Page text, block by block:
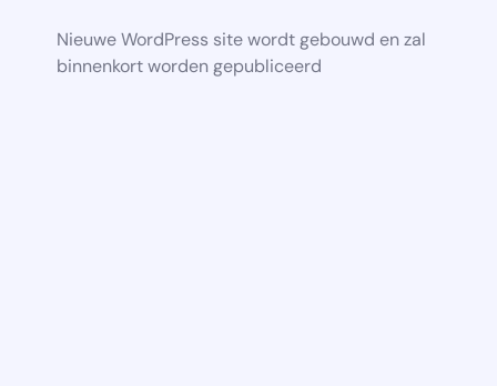
Nieuwe WordPress site wordt gebouwd en zal
binnenkort worden gepubliceerd